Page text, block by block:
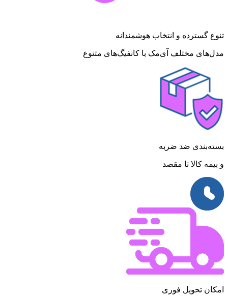
تنوع گسترده و انتخاب هوشمندانه
مدل‌های مختلف آی‌مک با کانفیگ‌های متنوع
بسته‌بندی ضد ضربه
و بیمه کالا تا مقصد
امکان تحویل فوری